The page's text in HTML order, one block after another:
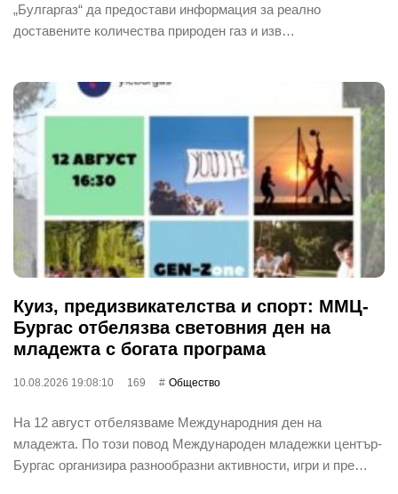
„Булгаргаз“ да предостави информация за реално
доставените количества природен газ и изв…
Куиз, предизвикателства и спорт: ММЦ-
Бургас отбелязва световния ден на
младежта с богата програма
10.08.2026 19:08:10 169 Общество
На 12 август отбелязваме Международния ден на
младежта. По този повод Международен младежки център-
Бургас организира разнообразни активности, игри и пре…